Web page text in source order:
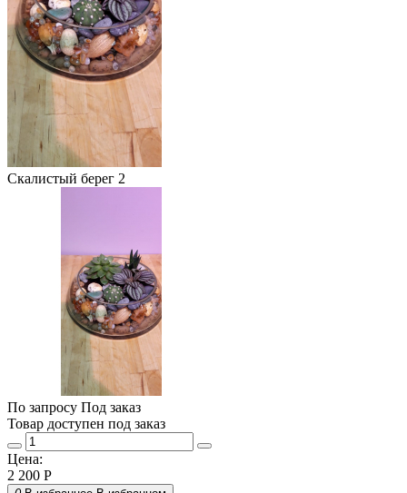
Скалистый берег 2
По запросу Под заказ
Товар доступен под заказ
Цена:
2 200 Р